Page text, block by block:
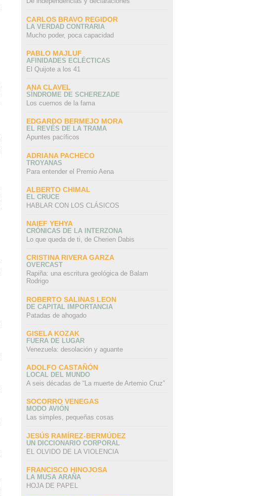
CARLOS BRAVO REGIDOR
LA VERDAD CONTRARIA
Mucho poder, poca capacidad
PABLO MAJLUF
AFINIDADES ECLÉCTICAS
El Quijote a los 41
ANA CLAVEL
SÍNDROME DE SCHEREZADE
Los cuernos de la fama
EDGARDO BERMEJO MORA
EL REVÉS DE LA TRAMA
Apuntes pacíficos
ADRIANA PACHECO
TROYANAS
Para entender el Premio Aena
ALBERTO CHIMAL
EL CRUCE
HABLAR CON LOS CLÁSICOS
NAIEF YEHYA
CRÓNICAS DE LA INTERZONA
Lo que queda de ti, de Cherien Dabis
CRISTINA RIVERA GARZA
OVERCAST
Rapiña: una escritura geológica de Balam
Rodrigo
ROBERTO SALINAS LEON
DE CAPITAL IMPORTANCIA
Patadas de ahogado
GISELA KOZAK
FUERA DE LUGAR
Venezuela: desolación y aguante
ADOLFO CASTAÑÓN
LOCAL DEL MUNDO
A seis décadas de “La muerte de Artemio Cruz”
SOCORRO VENEGAS
MODO AVIÓN
Las simples, pequeñas cosas
JESÚS RAMÍREZ-BERMÚDEZ
UN DICCIONARIO CORPORAL
EL OLVIDO DE LA VIOLENCIA
FRANCISCO HINOJOSA
LA MUSA ARAÑA
HOJA DE PAPEL